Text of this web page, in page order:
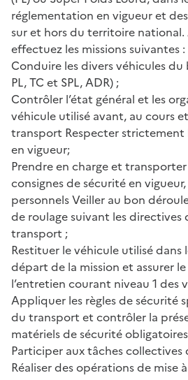
réglementation en vigueur et
sur et hors du territoire
effectuez les missions suivantes :
Conduire les divers véhicules
PL, TC et SPL, ADR) ;
Contrôler l’état général et les
véhicule utilisé avant, au cours
transport Respecter strictement
en vigueur;
Prendre en charge et
consignes de sécurité en
personnels Veiller au bon
de roulage suivant les
transport ;
Restituer le véhicule utilisé dans
départ de la mission et assurer
l’entretien courant niveau 1 des
Appliquer les règles de sécurité
du transport et contrôler la
matériels de sécurité
Participer aux tâches
Réaliser des opérations de mise